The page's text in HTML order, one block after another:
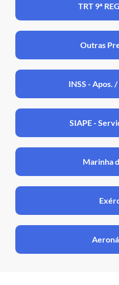
TRT 9ª
Outras
INSS - Apos.
SIAPE -
Marinha